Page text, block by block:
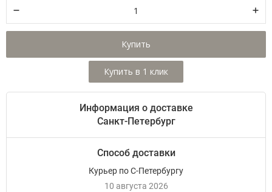
Купить
Информация о доставке
Санкт-Петербург
Способ доставки
Курьер по С-Петербургу
10 августа 2026